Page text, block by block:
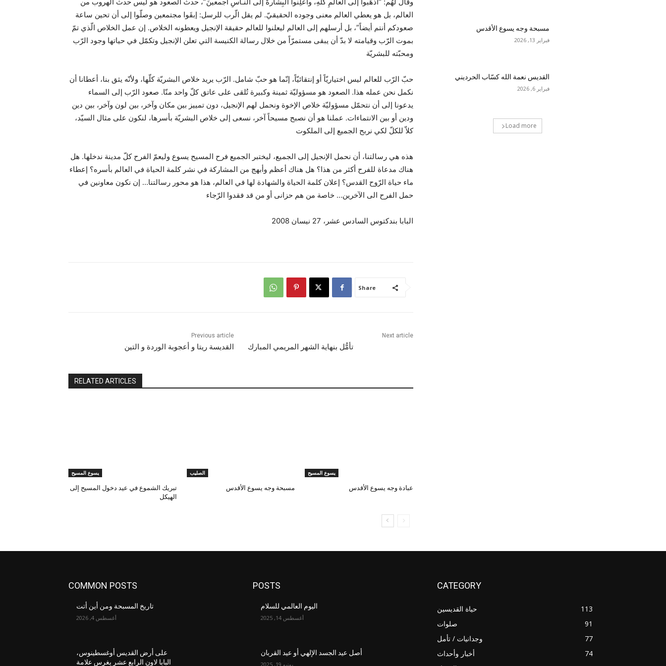
العالم، بل هو يعطي العالم معنى وجوده الحقيقيّ. لم يقل الّرب للرسل: إبقَوا مجتمعين وصلّوا إلى أن تحين ساعة
صعودكم أنتم أيضاً”، بل أرسلهم إلى العالم ليعلنوا للعالم حقيقة الإنجيل ويعطونه الخلاص. إن عمل الخلاص الّذي تمّ
بموت الرّب وقيامته لا بدّ أن يبقى مستمرّاً من خلال رسالة الكنيسة التي تعلن الإنجيل وتكمّل في حياتها وجود الرّب
ومحبّته للبشريّة
حبّ الرّب للعالم ليس اختياريّاً أو إنتقائيّاً، إنّما هو حبّ شامل. الرّب يريد خلاص البشريّة كلّها، ولأنّه يثق بنا، أعطانا أن
نكمل نحن عمله هذا. الصعود هو مسؤوليّة ثمينة وكبيرة تُلقى على عاتق كلّ واحد منّا. صعود الرّب إلى السماء
يدعونا إلى أن نتحمّل مسؤوليّة خلاص الإخوة ونحمل لهم الإنجيل، دون تمييز بين مكان وآخر، بين لون وآخر، بين دين
ودين أو بين الانتماءات. عملنا هو أن نصبح مسيحاً آخر، نسعى إلى خلاص البشريّة بأسرها، لنكون على مثال السيّد،
كلاّ للكلّ لكي نربح الجميع إلى الملكوت
هذه هي رسالتنا، أن نحمل الإنجيل إلى الجميع، ليختبر الجميع فرح المسيح يسوع وليعمّ الفرح كلّ مدينة ندخلها. هل
هناك مدعاة للفرح أكثر من هذا؟ هل هناك أعظم وأبهج من المشاركة في نشر كلمة الحياة في العالم بأسره؟ إعطاء
ماء حياة الرّوح القدس؟ إعلان كلمة الحياة والشهادة لها في العالم، هذا هو محور رسالتنا… إن نكون معاونين في
حمل الفرح الى الآخرين… خاصة من هم حزانى أو من قد فقدوا الرّجاء
البابا بندكتوس السادس عشر، 27 نيسان 2008
Share
Previous article
القديسة ريتا و أعجوبة الوردة و التين
Next article
تأمُّل بنهاية الشهر المريمي المبارك
RELATED ARTICLES
يسوع المسيح
عبادة وجه يسوع الأقدس
الصليب
مسبحة وجه يسوع الأقدس
يسوع المسيح
تبريك الشموع في عيد دخول المسيح إلى
الهيكل
مسبحة وجه يسوع الأقدس
فبراير 13, 2026
القديس نعمة الله كسّاب الحرديني
فبراير 6, 2026
Load more
COMMON POSTS
تاريخ المسبحة ومن أين أتت
أغسطس 4, 2026
على أرض القديس أوغسطينوس،
البابا لاون الرابع عشر يغرس علامة
POSTS
اليوم العالمي للسلام
أغسطس 14, 2025
أصل عيد الجسد الإلهي أو عيد القربان
يونيو 19, 2025
CATEGORY
حياة القديسين
113
صلوات
91
وجدانيات / تأمل
77
أخبار وأحداث
74